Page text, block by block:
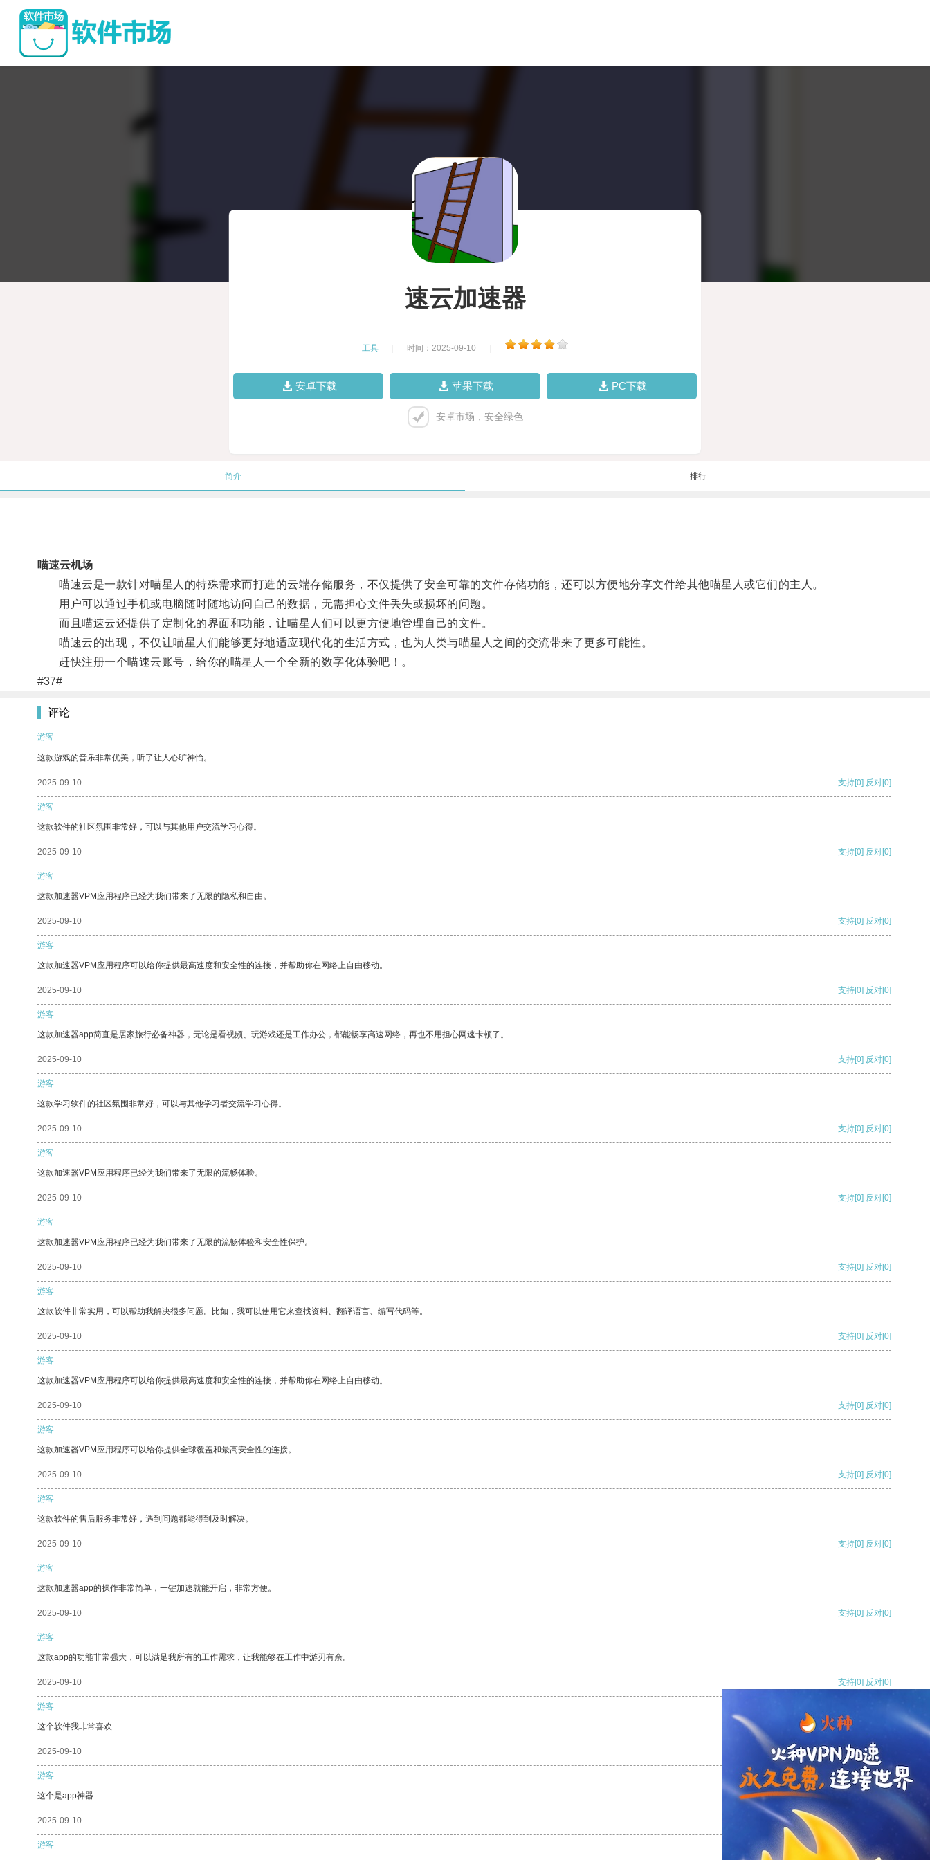
速云加速器
工具 时间：2025-09-10
安卓下载 苹果下载 PC下载
安卓市场，安全绿色
简介 排行
喵速云机场
喵速云是一款针对喵星人的特殊需求而打造的云端存储服务，不仅提供了安全可靠的文件存储功能，还可以方便地分享文件给其他喵星人或它们的主人。
用户可以通过手机或电脑随时随地访问自己的数据，无需担心文件丢失或损坏的问题。
而且喵速云还提供了定制化的界面和功能，让喵星人们可以更方便地管理自己的文件。
喵速云的出现，不仅让喵星人们能够更好地适应现代化的生活方式，也为人类与喵星人之间的交流带来了更多可能性。
赶快注册一个喵速云账号，给你的喵星人一个全新的数字化体验吧！。
#37#
评论
游客
这款游戏的音乐非常优美，听了让人心旷神怡。
2025-09-10 支持[0] 反对[0]
游客
这款软件的社区氛围非常好，可以与其他用户交流学习心得。
2025-09-10 支持[0] 反对[0]
游客
这款加速器VPM应用程序已经为我们带来了无限的隐私和自由。
2025-09-10 支持[0] 反对[0]
游客
这款加速器VPM应用程序可以给你提供最高速度和安全性的连接，并帮助你在网络上自由移动。
2025-09-10 支持[0] 反对[0]
游客
这款加速器app简直是居家旅行必备神器，无论是看视频、玩游戏还是工作办公，都能畅享高速网络，再也不用担心网速卡顿了。
2025-09-10 支持[0] 反对[0]
游客
这款学习软件的社区氛围非常好，可以与其他学习者交流学习心得。
2025-09-10 支持[0] 反对[0]
游客
这款加速器VPM应用程序已经为我们带来了无限的流畅体验。
2025-09-10 支持[0] 反对[0]
游客
这款加速器VPM应用程序已经为我们带来了无限的流畅体验和安全性保护。
2025-09-10 支持[0] 反对[0]
游客
这款软件非常实用，可以帮助我解决很多问题。比如，我可以使用它来查找资料、翻译语言、编写代码等。
2025-09-10 支持[0] 反对[0]
游客
这款加速器VPM应用程序可以给你提供最高速度和安全性的连接，并帮助你在网络上自由移动。
2025-09-10 支持[0] 反对[0]
游客
这款加速器VPM应用程序可以给你提供全球覆盖和最高安全性的连接。
2025-09-10 支持[0] 反对[0]
游客
这款软件的售后服务非常好，遇到问题都能得到及时解决。
2025-09-10 支持[0] 反对[0]
游客
这款加速器app的操作非常简单，一键加速就能开启，非常方便。
2025-09-10 支持[0] 反对[0]
游客
这款app的功能非常强大，可以满足我所有的工作需求，让我能够在工作中游刃有余。
2025-09-10 支持[0] 反对[0]
游客
这个软件我非常喜欢
2025-09-10 支持[0] 反对
游客
这个是app神器
2025-09-10 支持
游客